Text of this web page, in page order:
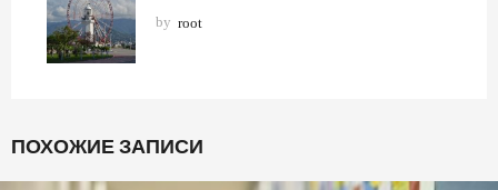
by root
ПОХОЖИЕ ЗАПИСИ